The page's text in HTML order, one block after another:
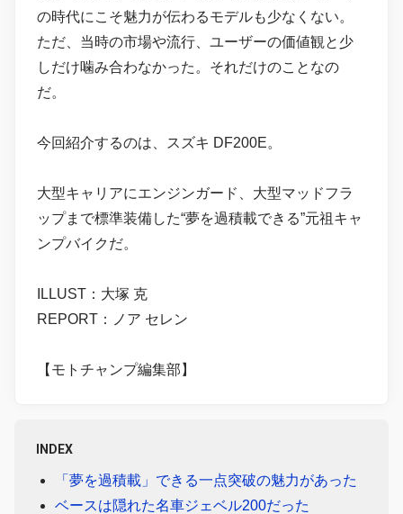
の時代にこそ魅力が伝わるモデルも少なくない。
ただ、当時の市場や流行、ユーザーの価値観と少
しだけ噛み合わなかった。それだけのことなの
だ。
今回紹介するのは、スズキ DF200E。
大型キャリアにエンジンガード、大型マッドフラ
ップまで標準装備した“夢を過積載できる”元祖キャ
ンプバイクだ。
ILLUST：大塚 克
REPORT：ノア セレン
【モトチャンプ編集部】
INDEX
「夢を過積載」できる一点突破の魅力があった
ベースは隠れた名車ジェベル200だった